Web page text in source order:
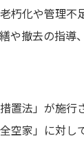
朽化や管理不
や撤去の指導
法」が施行
空家」に対